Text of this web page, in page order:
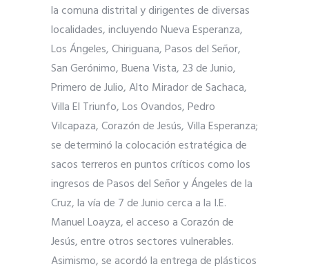
la comuna distrital y dirigentes de diversas
localidades, incluyendo Nueva Esperanza,
Los Ángeles, Chiriguana, Pasos del Señor,
San Gerónimo, Buena Vista, 23 de Junio,
Primero de Julio, Alto Mirador de Sachaca,
Villa El Triunfo, Los Ovandos, Pedro
Vilcapaza, Corazón de Jesús, Villa Esperanza;
se determinó la colocación estratégica de
sacos terreros en puntos críticos como los
ingresos de Pasos del Señor y Ángeles de la
Cruz, la vía de 7 de Junio cerca a la I.E.
Manuel Loayza, el acceso a Corazón de
Jesús, entre otros sectores vulnerables.
Asimismo, se acordó la entrega de plásticos